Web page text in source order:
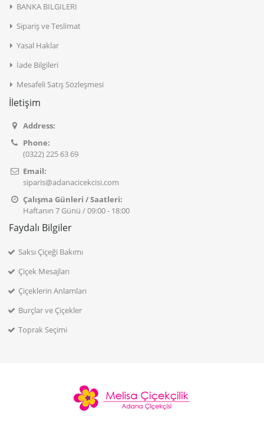
BANKA BILGILERI
Sipariş ve Teslimat
Yasal Haklar
İade Bilgileri
Mesafeli Satış Sözleşmesi
İletişim
Address:
Phone:
(0322) 225 63 69
Email:
siparis@adanacicekcisi.com
Çalışma Günleri / Saatleri:
Haftanın 7 Günü / 09:00 - 18:00
Faydalı Bilgiler
Saksı Çiçeği Bakımı
Çiçek Mesajları
Çiçeklerin Anlamları
Burçlar ve Çiçekler
Toprak Seçimi